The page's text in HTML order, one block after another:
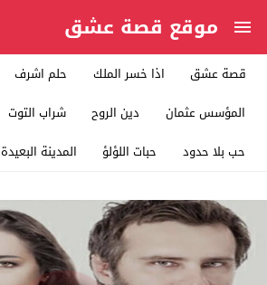
موقع قصة عشق
قصة عشق اذا خسر الملك حلم اشرف
المؤسس عثمان
دين الروح شراب التوت
حب بلا حدود
حبات اللؤلؤ المدينة البعيدة